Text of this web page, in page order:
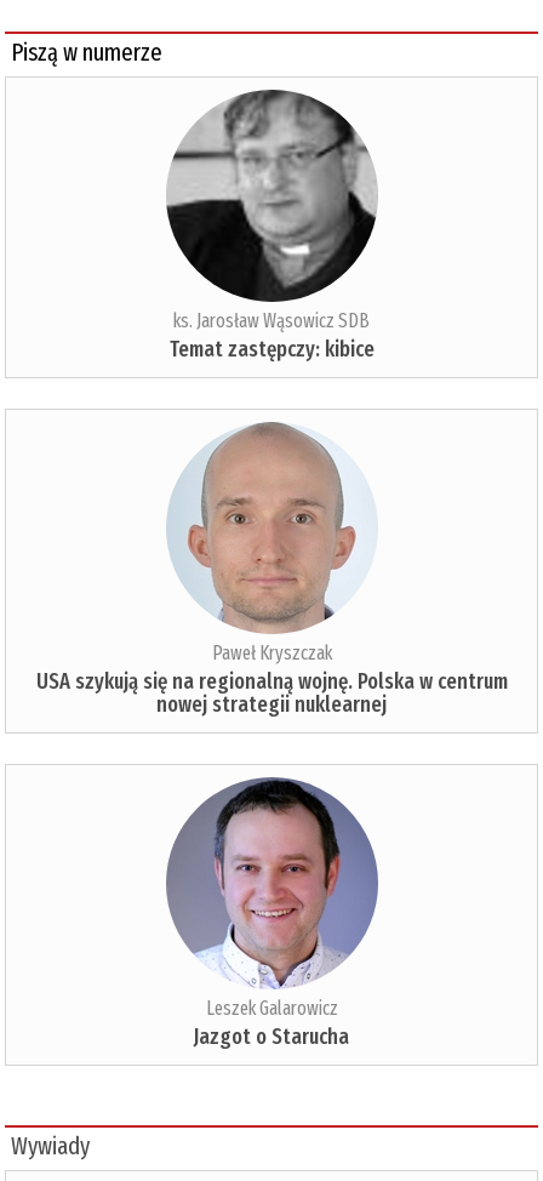
Piszą w numerze
ks. Jarosław Wąsowicz SDB
Temat zastępczy: kibice
Paweł Kryszczak
USA szykują się na regionalną wojnę. Polska w centrum
nowej strategii nuklearnej
Leszek Galarowicz
Jazgot o Starucha
Wywiady